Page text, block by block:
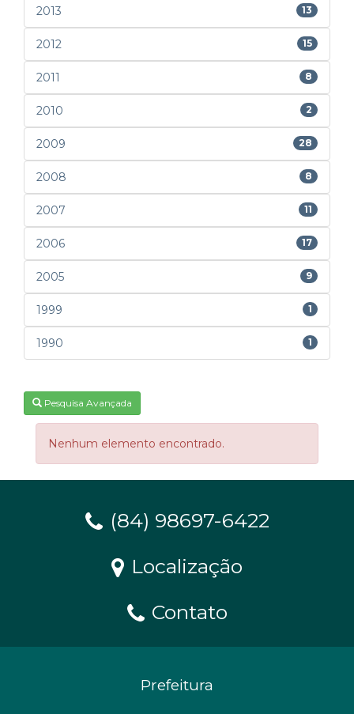
2013 13
2012 15
2011 8
2010 2
2009 28
2008 8
2007 11
2006 17
2005 9
1999 1
1990 1
Pesquisa Avançada
Nenhum elemento encontrado.
(84) 98697-6422
Localização
Contato
Prefeitura